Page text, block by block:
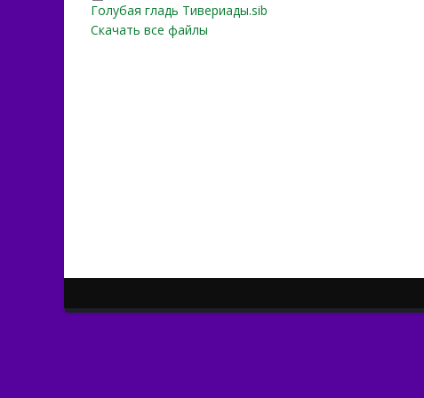
Голубая гладь Тивериады.sib
Скачать все файлы